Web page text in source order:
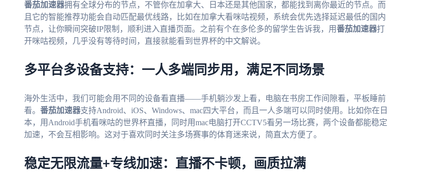
番茄加速器拥有全球分布的节点，不管你在加拿大、日本还是其他国家，都能找到离你最近的节点。而
且它的智能推荐功能会自动匹配最优线路，比如在加拿大看咪咕视频，系统会优先选择延迟最低的国内
节点，让你瞬间突破IP限制，顺利进入直播页面。之前有个在多伦多的留学生告诉我，用番茄加速器打
开咪咕视频，几乎没有等待时间，直接就能看到世界杯的中文解说。
多平台多设备支持：一人多端同步用，满足不同场景
海外生活中，我们可能会用不同的设备看直播——手机躺沙发上看，电脑在书房工作间隙看，平板睡前
看。 番茄加速器支持Android、iOS、Windows、mac四大平台，而且一人多端可以同时使用。比如你在日
本，用Android手机看咪咕的世界杯直播，同时用mac电脑打开CCTV5看另一场比赛，两个设备都能稳定
加速，不会互相影响。这对于喜欢同时关注多场赛事的体育迷来说，简直太方便了。
稳定无限流量+专线加速：直播不卡顿，画质拉满